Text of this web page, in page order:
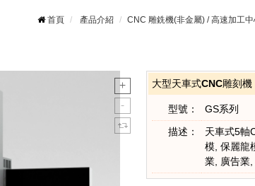
首頁 產品介紹 CNC 雕銑機(非金屬) / 高速加工
大型天車式CNC雕刻機
型號：
GS系列
描述：
天車式5軸
模, 保麗龍
業, 廣告業